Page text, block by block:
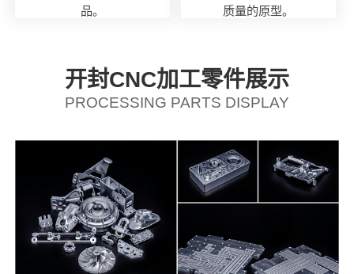
品。
质量的原型。
开封CNC加工零件展示
PROCESSING PARTS DISPLAY